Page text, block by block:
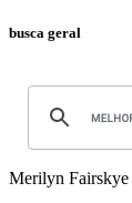
busca geral
Merilyn Fairskye